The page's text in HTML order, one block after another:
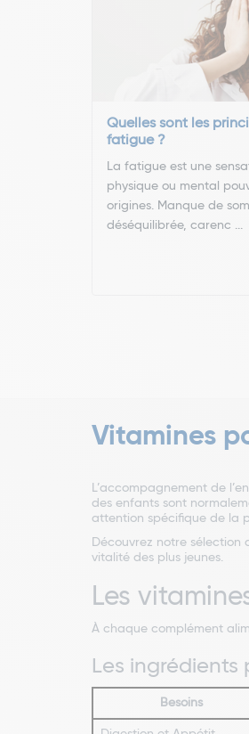
Quelles sont les
fatigue ?
La fatigue est une
physique ou mental
origines. Manque de
déséquilibrée, carenc ...
Vitamines
L’accompagnement de
des enfants sont
attention spécifique de la
Découvrez notre sélection
vitalité des plus jeunes.
Les
À chaque complément
Les ingrédients
Besoins